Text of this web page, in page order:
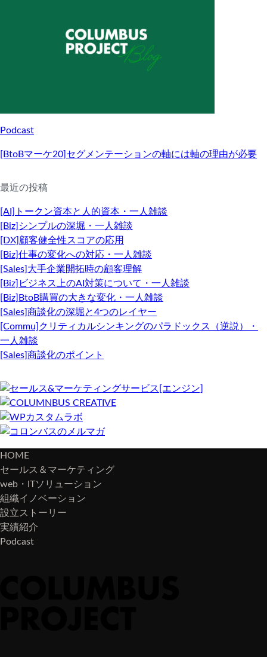
Podcast
[BtoBマーケ20]セグメンテーションの軸には軸の理由が必要
最近の投稿
[AI]トークン資本と人的資本・一人雑談
[Biz]シンプルの深堀・一人雑談
[DX]顧客健全性スコアの応用
[Biz]仕事の変化への対応・一人雑談
[Sales]大手企業開拓時の顧客理解
[Biz]ビジネス上のAI対策について・一人雑談
[Biz]BtoB購買の大きな変化・一人雑談
[Sales]商談化の深堀と4つのレイヤー
[Commu]クリティカルシンキングのパラドックス（逆説）・
一人雑談
[Sales]商談化のポイント
HOME
セールス＆マーケティング
web・ITソリューション
組織イノベーション
設立ストーリー
実績紹介
Podcast